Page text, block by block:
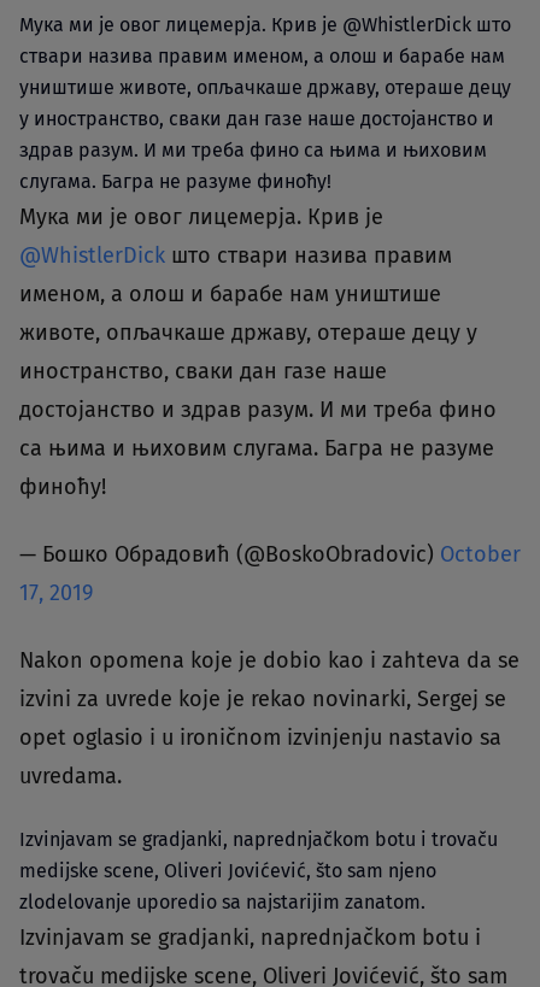
Мука ми је овог лицемерја. Крив је @WhistlerDick што
ствари назива правим именом, а олош и барабе нам
уништише животе, опљачкаше државу, отераше децу
у иностранство, сваки дан газе наше достојанство и
здрав разум. И ми треба фино са њима и њиховим
слугама. Багра не разуме финоћу!
Мука ми је овог лицемерја. Крив је
@WhistlerDick што ствари назива правим
именом, а олош и барабе нам уништише
животе, опљачкаше државу, отераше децу у
иностранство, сваки дан газе наше
достојанство и здрав разум. И ми треба фино
са њима и њиховим слугама. Багра не разуме
финоћу!
— Бошко Обрадовић (@BoskoObradovic) October
17, 2019
Nakon opomena koje je dobio kao i zahteva da se
izvini za uvrede koje je rekao novinarki, Sergej se
opet oglasio i u ironičnom izvinjenju nastavio sa
uvredama.
Izvinjavam se gradjanki, naprednjačkom botu i trovaču
medijske scene, Oliveri Jovićević, što sam njeno
zlodelovanje uporedio sa najstarijim zanatom.
Izvinjavam se gradjanki, naprednjačkom botu i
trovaču medijske scene, Oliveri Jovićević, što sam